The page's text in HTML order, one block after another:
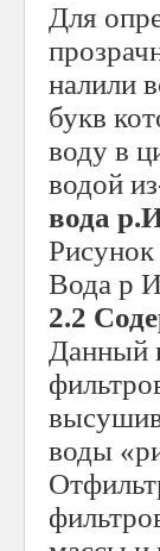
Для
налили
букв
воду в
водой
вода
Рисунок
Вода р
2.2
Данный
воды